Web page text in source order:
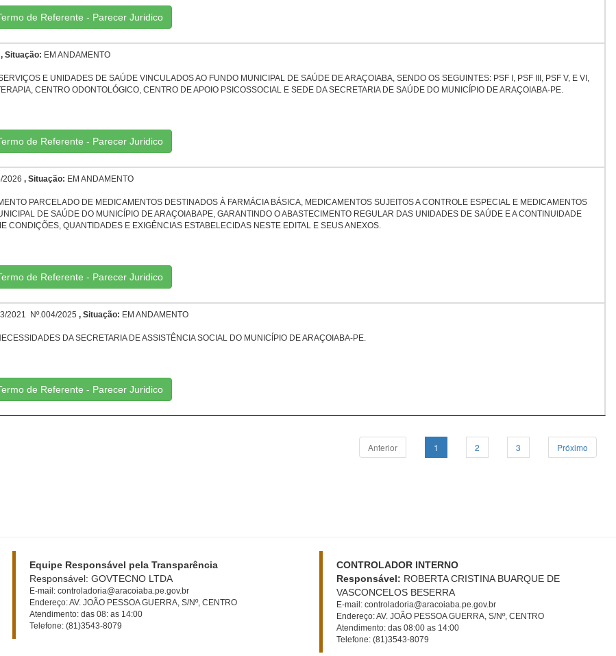
de Referente - Parecer Juridico
, Situação: EM ANDAMENTO
E UNIDADES DE SAÚDE VINCULADOS AO FUNDO MUNICIPAL DE SAÚDE DE ARAÇOIABA, SENDO OS SEGUINTES: PSF I, PSF III, PSF V, E VI,
CENTRO ODONTOLÓGICO, CENTRO DE APOIO PSICOSSOCIAL E SEDE DA SECRETARIA DE SAÚDE DO MUNICÍPIO DE ARAÇOIABA-PE.
de Referente - Parecer Juridico
2026 , Situação: EM ANDAMENTO
PARCELADO DE MEDICAMENTOS DESTINADOS À FARMÁCIA BÁSICA, MEDICAMENTOS SUJEITOS A CONTROLE ESPECIAL E MEDICAMENTOS
DE SAÚDE DO MUNICÍPIO DE ARAÇOIABAPE, GARANTINDO O ABASTECIMENTO REGULAR DAS UNIDADES DE SAÚDE E A CONTINUIDADE
CONDIÇÕES, QUANTIDADES E EXIGÊNCIAS ESTABELECIDAS NESTE EDITAL E SEUS ANEXOS.
de Referente - Parecer Juridico
2021 Nº.004/2025 , Situação: EM ANDAMENTO
DA SECRETARIA DE ASSISTÊNCIA SOCIAL DO MUNICÍPIO DE ARAÇOIABA-PE.
de Referente - Parecer Juridico
Anterior
1 2 3 Próximo
Equipe Responsável pela Transparência
Responsável: GOVTECNO LTDA
E-mail: controladoria@aracoiaba.pe.gov.br
Endereço: AV. JOÃO PESSOA GUERRA, S/Nº, CENTRO
Atendimento: das 08: as 14:00
Telefone: (81)3543-8079
CONTROLADOR INTERNO
Responsável: ROBERTA CRISTINA BUARQUE DE
VASCONCELOS BESERRA
E-mail: controladoria@aracoiaba.pe.gov.br
Endereço: AV. JOÃO PESSOA GUERRA, S/Nº, CENTRO
Atendimento: das 08:00 as 14:00
Telefone: (81)3543-8079